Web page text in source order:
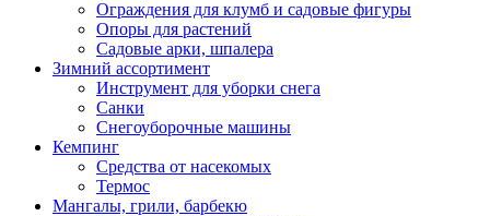
Ограждения для клумб и садовые фигуры
Опоры для растений
Садовые арки, шпалера
Зимний ассортимент
Инструмент для уборки снега
Санки
Снегоуборочные машины
Кемпинг
Средства от насекомых
Термос
Мангалы, грили, барбекю